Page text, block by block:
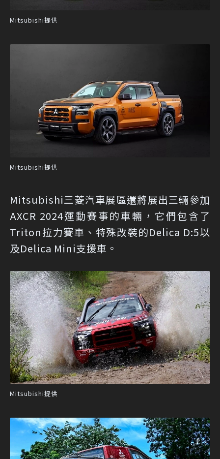
Mitsubishi提供
Mitsubishi提供
Mitsubishi三菱汽車展區還將展出三輛參加
AXCR 2024運動賽事的車輛，它們包含了
Triton拉力賽車、特殊改裝的Delica D:5以
及Delica Mini支援車。
Mitsubishi提供